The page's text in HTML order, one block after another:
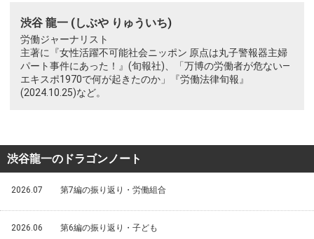
渋谷 龍一 (しぶや りゅういち)
労働ジャーナリスト
主著に『女性活躍不可能社会ニッポン 原点は丸子警報器主婦
パート事件にあった！』(旬報社)、「万博の労働者が危ない—
エキスポ1970で何が起きたのか」『労働法律旬報』
(2024.10.25)など。
渋谷龍一のドラゴンノート
2026.07 第7編の振り返り・労働組合
2026.06 第6編の振り返り・子ども